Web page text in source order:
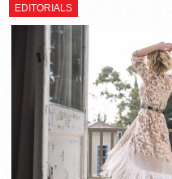
EDITORIALS